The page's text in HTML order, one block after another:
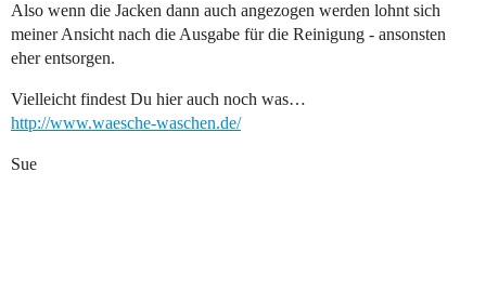
Also wenn die Jacken dann auch angezogen werden lohnt sich
meiner Ansicht nach die Ausgabe für die Reinigung - ansonsten
eher entsorgen.
Vielleicht findest Du hier auch noch was…
http://www.waesche-waschen.de/
Sue